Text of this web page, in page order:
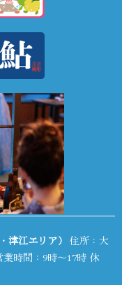
津江エリア） 住所：大
業時間：9時～17時 休